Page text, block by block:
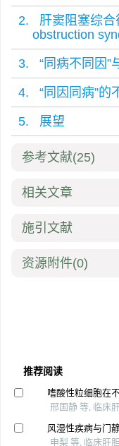
2. 肝窦阻塞综合
obstruction
3. “同病不同因”
4. “同因同病”的
5. 展望
参考文献(25)
相关文章
施引文献
资源附件(0)
推荐阅读
嗜酸性粒细胞在
邢国静 等, 临床
风湿性疾病与门
申梨 等, 临床肝